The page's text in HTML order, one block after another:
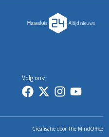
Volg ons:
Crealisatie doorThe MindOffice